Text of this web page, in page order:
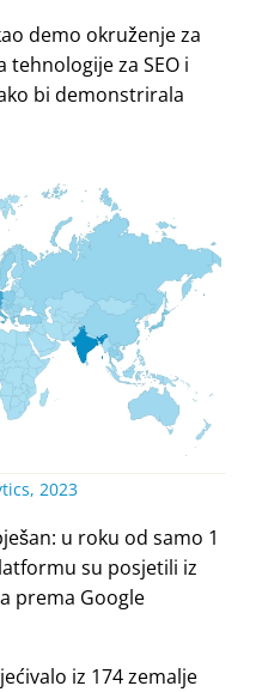
demo okruženje za
tehnologije za SEO i
bi demonstrirala
2023
u roku od samo 1
su posjetili iz
prema Google
iz 174 zemalje